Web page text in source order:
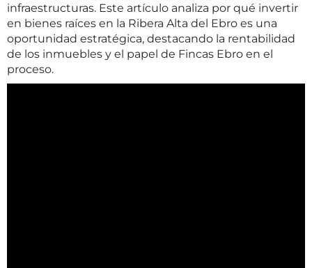
infraestructuras. Este artículo analiza por qué invertir
en bienes raíces en la Ribera Alta del Ebro es una
oportunidad estratégica, destacando la rentabilidad
de los inmuebles y el papel de Fincas Ebro en el
proceso.